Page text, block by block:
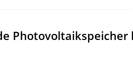
Photovoltaikspeicher